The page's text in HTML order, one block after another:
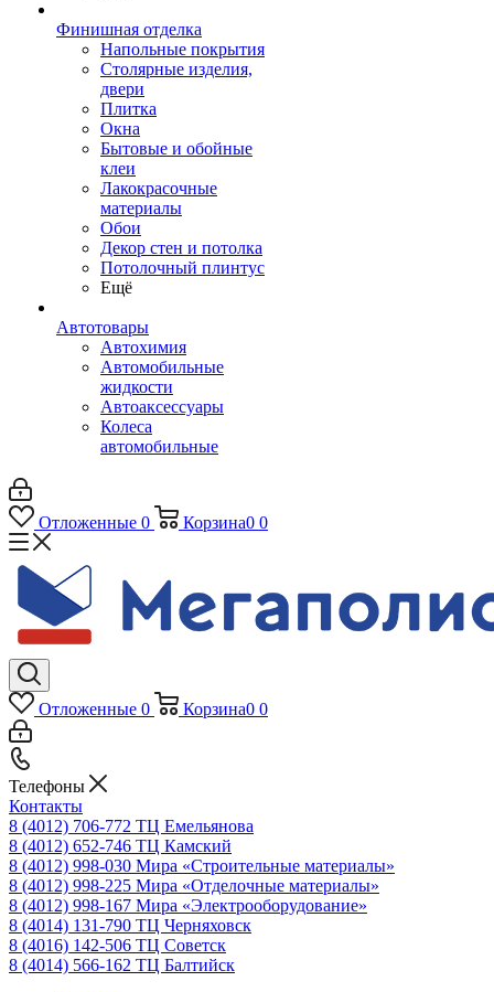
Финишная отделка
Напольные покрытия
Столярные изделия,
двери
Плитка
Окна
Бытовые и обойные
клеи
Лакокрасочные
материалы
Обои
Декор стен и потолка
Потолочный плинтус
Ещё
Автотовары
Автохимия
Автомобильные
жидкости
Автоаксессуары
Колеса
автомобильные
Отложенные 0 Корзина0 0
Отложенные 0 Корзина0 0
Телефоны
Контакты
8 (4012) 706-772 ТЦ Емельянова
8 (4012) 652-746 ТЦ Камский
8 (4012) 998-030 Мира «Строительные материалы»
8 (4012) 998-225 Мира «Отделочные материалы»
8 (4012) 998-167 Мира «Электрооборудование»
8 (4014) 131-790 ТЦ Черняховск
8 (4016) 142-506 ТЦ Советск
8 (4014) 566-162 ТЦ Балтийск